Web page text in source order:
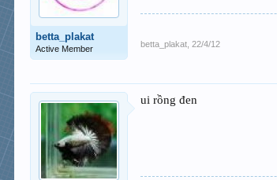
betta_plakat
Active Member betta_plakat 22/4/12
ui rồng đen